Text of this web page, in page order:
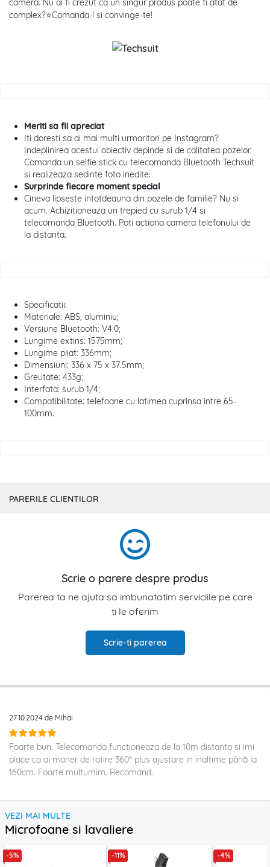
camera. Nu ai fi crezut ca un singur produs poate fi atat de
complex?⭐Comanda-l si convinge-te!
Meriti sa fii apreciat
Iti doresti sa ai mai multi urmaritori pe Instagram?
Indeplinirea acestui obiectiv depinde si de calitatea pozelor.
Comanda un selfie stick cu telecomanda Bluetooth Techsuit
si realizeaza sedinte foto inedite.
Surprinde fiecare moment special
Cineva lipseste intotdeauna din pozele de familie? Nu si
acum. Achizitioneaza un trepied cu surub 1/4 si
telecomanda Bluetooth. Poti actiona camera telefonului de
la distanta.
Specificatii:
Materiale: ABS, aluminiu;
Versiune Bluetooth: V4.0;
Lungime extins: 1575mm;
Lungime pliat: 336mm;
Dimensiuni: 336 x 75 x 37.5mm;
Greutate: 433g;
Interfata: surub 1/4;
Compatibilitate: telefoane cu latimea cuprinsa intre 65-
100mm.
PARERILE CLIENTILOR
Scrie o parere despre produs
Parerea ta ne ajuta sa imbunatatim serviciile pe care
ti le oferim
Scrie-ti parerea
27.10.2024 de Mihai
Foarte bun. Telecomanda functioneaza de la 10m distanta si imi
place ca ai maner de rotire 360° plus ajustare in inaltime până la
160cm. Foarte multumim. Recomand.
VEZI MAI MULTE
Microfoane si lavaliere
-5% -11% -4%